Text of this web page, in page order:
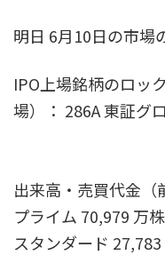
明日 6月10日の市場
IPO上場銘柄のロッ
場）： 286A 東証グ
出来高・売買代金（
プライム 70,979 万
スタンダード